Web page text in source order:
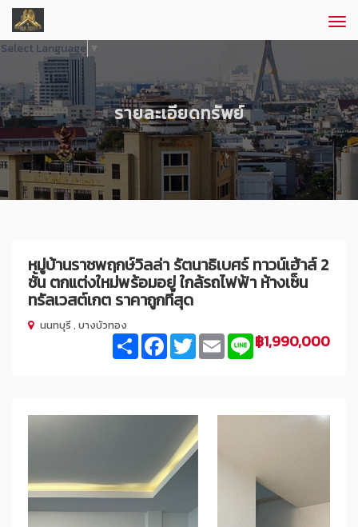
Select Language ▼
รายละเอียดทรัพย์
หมู่บ้านราชพฤกษ์วิลล่า รัตนาธิเบศร์ ทาวน์เฮ้าส์ 2
ชั้น ตกแต่งใหม่พร้อมอยู่ ใกล้รถไฟฟ้า ห้างเซ็น
ทรัลเวสต์เกต ราคาถูกที่สุด
นนทบุรี , บางบัวทอง
฿1,990,000
ShareFacebook
TwitterEmailLine
Previous